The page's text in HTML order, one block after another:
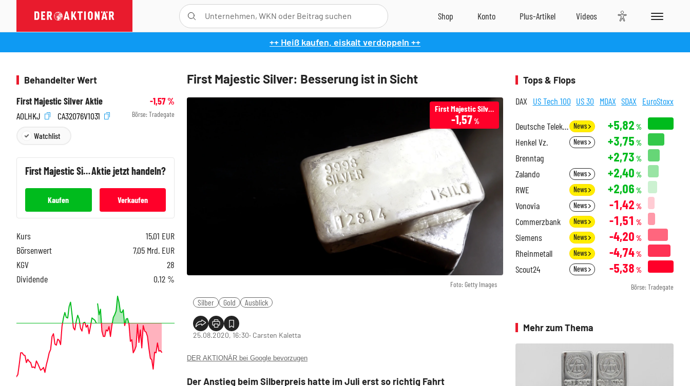
++ Heiß kaufen, eiskalt verdoppeln ++
First Majestic Silver: Besserung ist in Sicht
Foto: Getty Images
First Majestic Silver
-1,57%
Silber Gold Ausblick
25.08.2020, 16:30‧ Carsten Kaletta
DER AKTIONÄR bei Google bevorzugen
Der Anstieg beim Silberpreis hatte im Juli erst so richtig Fahrt
Behandelter Wert
First Majestic Silver Aktie
-1,57%
A0LHKJ
CA32076V1031 Börse: Tradegate
Watchlist
First Majestic SilverAktie jetzt handeln?
Kaufen Verkaufen
Kurs 15,01 EUR
Börsenwert
7,05 Mrd. EUR
KGV
28
Dividende
0,12 %
Tops & Flops
DAX US Tech 100 US 30 MDAX SDAX EuroStoxx
Deutsche Telekom News +5,82 %
Henkel Vz. News +3,75 %
Brenntag +2,73 %
Zalando News +2,40 %
RWE News +2,06 %
Vonovia News -1,42 %
Commerzbank News -1,51 %
Siemens News -4,20 %
Rheinmetall News -4,74%
Scout24 News -5,38 %
Börse: Tradegate
Mehr zum Thema